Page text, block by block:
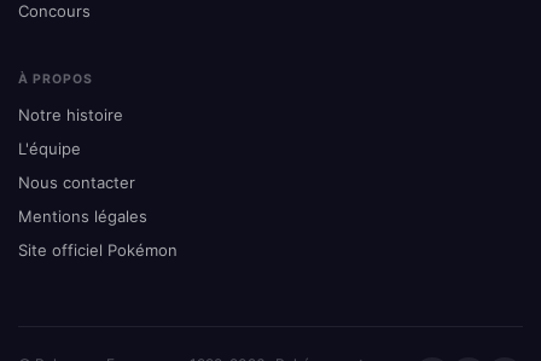
Concours
À PROPOS
Notre histoire
L'équipe
Nous contacter
Mentions légales
Site officiel Pokémon